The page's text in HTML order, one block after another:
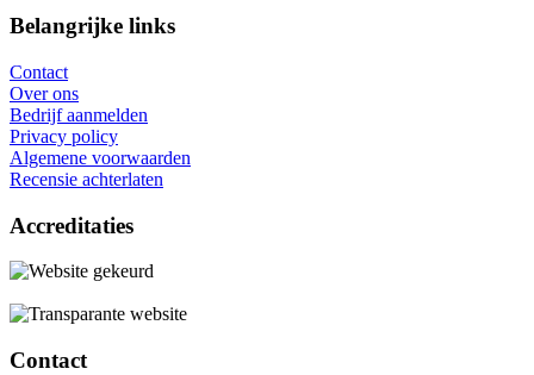
Belangrijke links
Contact
Over ons
Bedrijf aanmelden
Privacy policy
Algemene voorwaarden
Recensie achterlaten
Accreditaties
Contact